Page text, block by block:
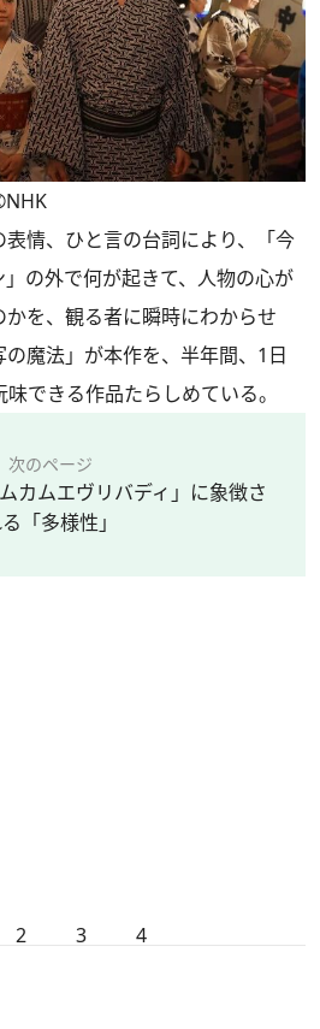
情、ひと言の台詞により、「今
の外で何が起きて、人物の心が
を、観る者に瞬時にわからせ
魔法」が本作を、半年間、1日
できる作品たらしめている。
次のページ
カムエヴリバディ」に象徴さ
「多様性」
2 3 4